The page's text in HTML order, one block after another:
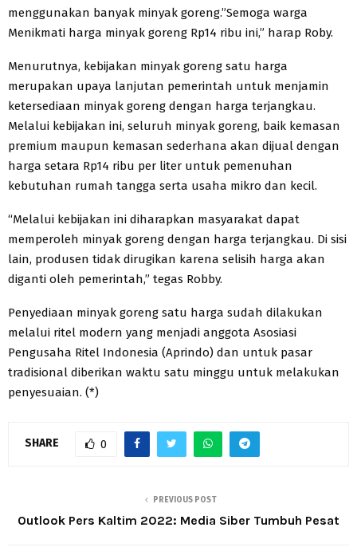
menggunakan banyak minyak goreng.”Semoga warga
Menikmati harga minyak goreng Rp14 ribu ini,” harap Roby.
Menurutnya, kebijakan minyak goreng satu harga
merupakan upaya lanjutan pemerintah untuk menjamin
ketersediaan minyak goreng dengan harga terjangkau.
Melalui kebijakan ini, seluruh minyak goreng, baik kemasan
premium maupun kemasan sederhana akan dijual dengan
harga setara Rp14 ribu per liter untuk pemenuhan
kebutuhan rumah tangga serta usaha mikro dan kecil.
“Melalui kebijakan ini diharapkan masyarakat dapat
memperoleh minyak goreng dengan harga terjangkau. Di sisi
lain, produsen tidak dirugikan karena selisih harga akan
diganti oleh pemerintah,” tegas Robby.
Penyediaan minyak goreng satu harga sudah dilakukan
melalui ritel modern yang menjadi anggota Asosiasi
Pengusaha Ritel Indonesia (Aprindo) dan untuk pasar
tradisional diberikan waktu satu minggu untuk melakukan
penyesuaian. (*)
SHARE 0
PREVIOUS POST
Outlook Pers Kaltim 2022: Media Siber Tumbuh Pesat